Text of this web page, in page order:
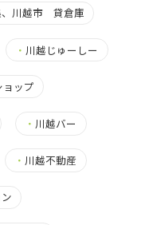
川越市 貸倉庫
・ 川越じゅーしー
ップ
・ 川越バー
・ 川越不動産